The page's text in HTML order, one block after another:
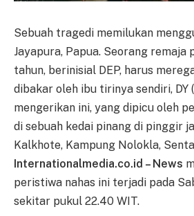
Sebuah tragedi memilukan
Jayapura, Papua. Seorang remaja
tahun, berinisial DEP, harus
dibakar oleh ibu tirinya sendiri, DY
mengerikan ini, yang dipicu oleh
di sebuah kedai pinang di pinggir
Kalkhote, Kampung Nolokla,
Internationalmedia.co.id – News
peristiwa nahas ini terjadi pada
sekitar pukul 22.40 WIT.